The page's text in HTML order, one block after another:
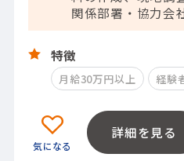
関係部署・協力会
特徴
月給30万円以上 経験
詳細を見る